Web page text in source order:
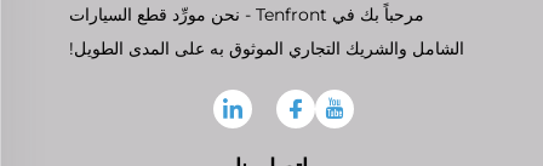
مرحباً بك في Tenfront - نحن مورِّد قطع السيارات
الشامل والشريك التجاري الموثوق به على المدى الطويل!